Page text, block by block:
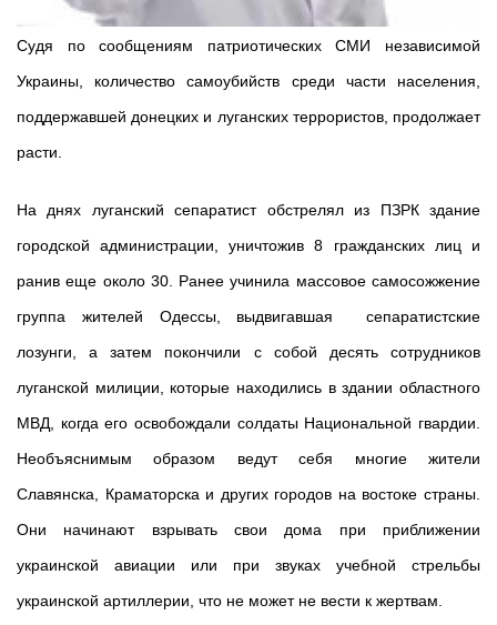
Судя по сообщениям патриотических СМИ независимой
Украины, количество самоубийств среди части населения,
поддержавшей донецких и луганских террористов, продолжает
расти.
На днях луганский сепаратист обстрелял из ПЗРК здание
городской администрации, уничтожив 8 гражданских лиц и
ранив еще около 30. Ранее учинила массовое самосожжение
группа жителей Одессы, выдвигавшая сепаратистские
лозунги, а затем покончили с собой десять сотрудников
луганской милиции, которые находились в здании областного
МВД, когда его освобождали солдаты Национальной гвардии.
Необъяснимым образом ведут себя многие жители
Славянска, Краматорска и других городов на востоке страны.
Они начинают взрывать свои дома при приближении
украинской авиации или при звуках учебной стрельбы
украинской артиллерии, что не может не вести к жертвам.